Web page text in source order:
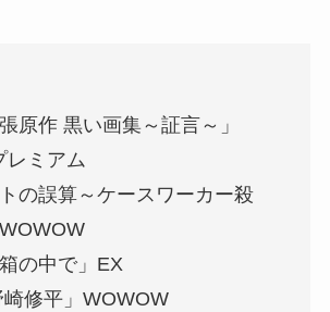
原作 黒い画集～証言～」
レミアム
トの誤算～ケースワーカー殺
箱の中で」EX
崎修平」WOWOW